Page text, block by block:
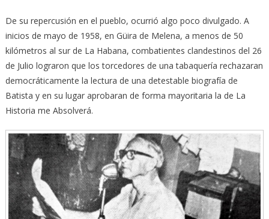
De su repercusión en el pueblo, ocurrió algo poco divulgado. A
inicios de mayo de 1958, en Güira de Melena, a menos de 50
kilómetros al sur de La Habana, combatientes clandestinos del 26
de Julio lograron que los torcedores de una tabaquería rechazaran
democráticamente la lectura de una detestable biografía de
Batista y en su lugar aprobaran de forma mayoritaria la de La
Historia me Absolverá.